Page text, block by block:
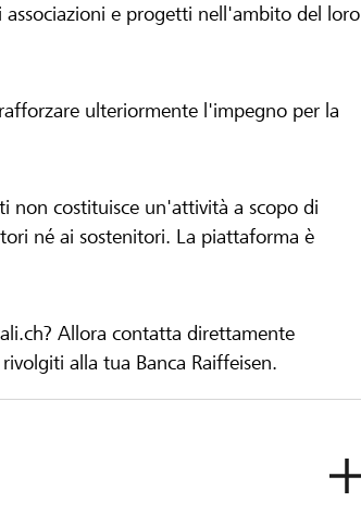
e progetti nell'ambito del loro
ulteriormente l'impegno per la
non costituisce un'attività a scopo di
né ai sostenitori. La piattaforma è
Allora contatta direttamente
alla tua Banca Raiffeisen.